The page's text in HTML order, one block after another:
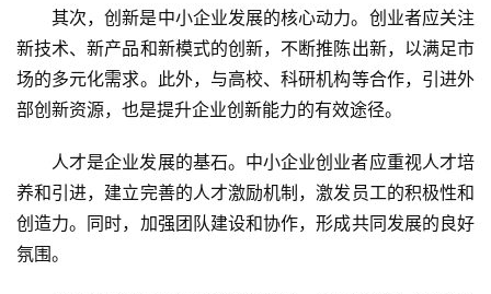
其次，创新是中小企业发展的核心动力。创业者应关注
新技术、新产品和新模式的创新，不断推陈出新，以满足市
场的多元化需求。此外，与高校、科研机构等合作，引进外
部创新资源，也是提升企业创新能力的有效途径。
人才是企业发展的基石。中小企业创业者应重视人才培
养和引进，建立完善的人才激励机制，激发员工的积极性和
创造力。同时，加强团队建设和协作，形成共同发展的良好
氛围。